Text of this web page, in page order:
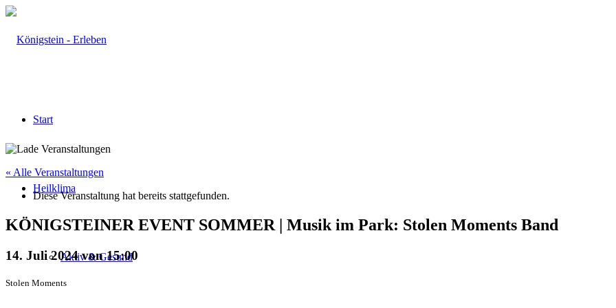
Start
Heilklima
Aktiv & Gesund
« Alle Veranstaltungen
Diese Veranstaltung hat bereits stattgefunden.
KÖNIGSTEINER EVENT SOMMER | Musik im Park: Stolen Moments Band
14. Juli 2024 von 15:00
Stolen Moments